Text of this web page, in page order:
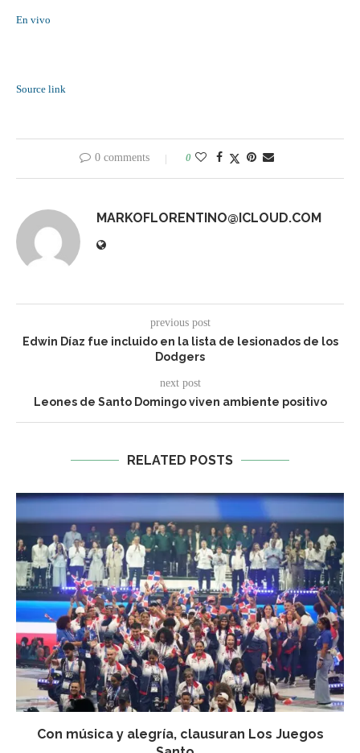
En vivo
Source link
0 comments 0
MARKOFLORENTINO@ICLOUD.COM
previous post
Edwin Díaz fue incluido en la lista de lesionados de los
Dodgers
next post
Leones de Santo Domingo viven ambiente positivo
RELATED POSTS
Con música y alegría, clausuran Los Juegos